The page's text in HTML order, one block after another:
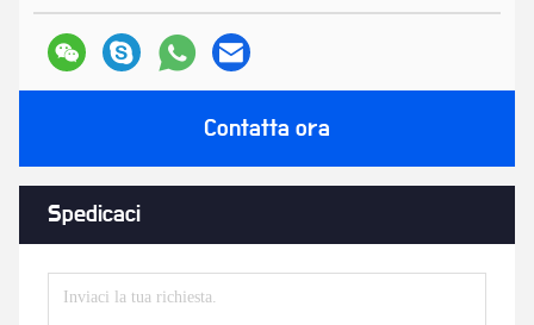
Contatta ora
Spedicaci